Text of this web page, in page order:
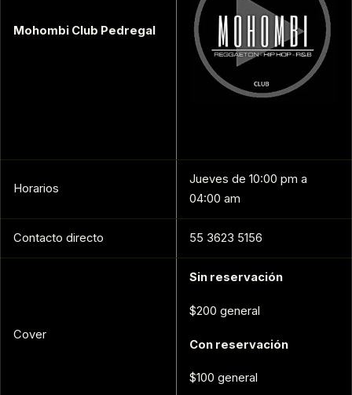
Mohombi Club Pedregal
Horarios
Jueves de 10:00 pm a
04:00 am
Contacto directo 55 3623 5156
Cover
Sin reservación
$200 general
Con reservación
$100 general